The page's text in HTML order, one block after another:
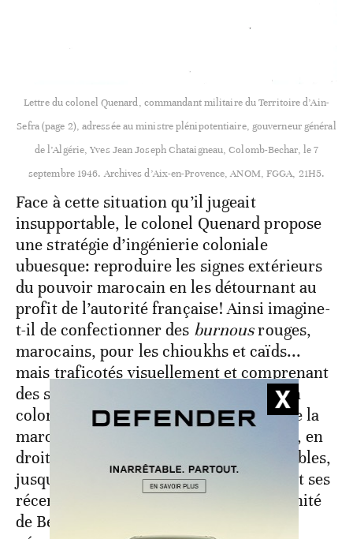
Lettre du colonel Quenard, commandant militaire du Territoire d’Ain-
Sefra (page 2), adressée au ministre plénipotentiaire, gouverneur général
de l’Algérie, Yves Jean Joseph Chataigneau, Colomb-Bechar, le 7
septembre 1946. Archives d’Aix-en-Provence, ANOM, FGGA, 21H5.
Face à cette situation qu’il jugeait
insupportable, le colonel Quenard propose
une stratégie d’ingénierie coloniale
ubuesque: reproduire les signes extérieurs
du pouvoir marocain en les détournant au
profit de l’autorité française! Ainsi imagine-
t-il de confectionner des burnousrouges,
marocains, pour les chioukhs et caïds...
mais traficotés visuellement et comprenant
des signes de la nouvelle administration
coloniale. Cette volonté d’effacement de la
marocanité de la région s’est transmise, en
droite ligne, à des successeurs improbables,
jusqu’au général Chengriha lui-même et ses
récents discours martiaux sur l’algérianité
de Bechar, héritier d’un discours de